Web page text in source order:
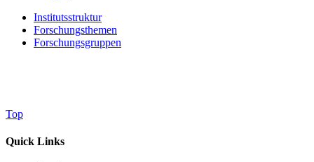
Institutsstruktur
Forschungsthemen
Forschungsgruppen
Top
Quick Links